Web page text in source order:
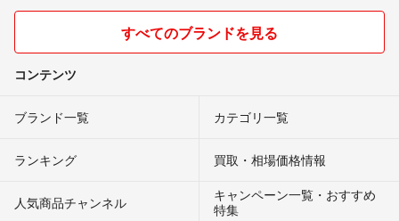
すべてのブランドを見る
コンテンツ
ブランド一覧 カテゴリ一覧
ランキング 買取・相場価格情報
人気商品チャンネル
キャンペーン一覧・おすすめ
特集